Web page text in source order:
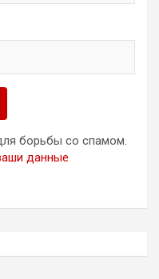
борьбы со спамом.
данные